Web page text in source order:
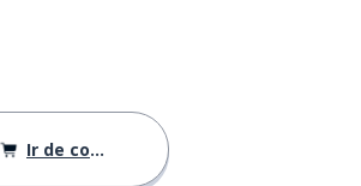
Ir de compras